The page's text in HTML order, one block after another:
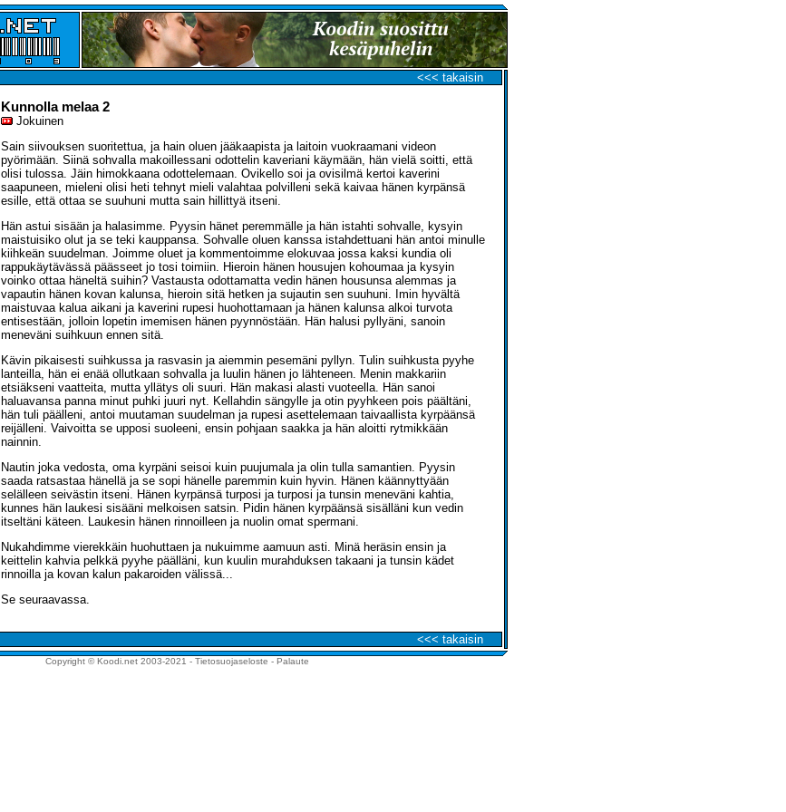
<<< takaisin
Kunnolla melaa 2
Jokuinen
Sain siivouksen suoritettua, ja hain oluen jääkaapista ja laitoin vuokraamani videon
pyörimään. Siinä sohvalla makoillessani odottelin kaveriani käymään, hän vielä soitti, että
olisi tulossa. Jäin himokkaana odottelemaan. Ovikello soi ja ovisilmä kertoi kaverini
saapuneen, mieleni olisi heti tehnyt mieli valahtaa polvilleni sekä kaivaa hänen kyrpänsä
esille, että ottaa se suuhuni mutta sain hillittyä itseni.
Hän astui sisään ja halasimme. Pyysin hänet peremmälle ja hän istahti sohvalle, kysyin
maistuisiko olut ja se teki kauppansa. Sohvalle oluen kanssa istahdettuani hän antoi minulle
kiihkeän suudelman. Joimme oluet ja kommentoimme elokuvaa jossa kaksi kundia oli
rappukäytävässä päässeet jo tosi toimiin. Hieroin hänen housujen kohoumaa ja kysyin
voinko ottaa häneltä suihin? Vastausta odottamatta vedin hänen housunsa alemmas ja
vapautin hänen kovan kalunsa, hieroin sitä hetken ja sujautin sen suuhuni. Imin hyvältä
maistuvaa kalua aikani ja kaverini rupesi huohottamaan ja hänen kalunsa alkoi turvota
entisestään, jolloin lopetin imemisen hänen pyynnöstään. Hän halusi pyllyäni, sanoin
meneväni suihkuun ennen sitä.
Kävin pikaisesti suihkussa ja rasvasin ja aiemmin pesemäni pyllyn. Tulin suihkusta pyyhe
lanteilla, hän ei enää ollutkaan sohvalla ja luulin hänen jo lähteneen. Menin makkariin
etsiäkseni vaatteita, mutta yllätys oli suuri. Hän makasi alasti vuoteella. Hän sanoi
haluavansa panna minut puhki juuri nyt. Kellahdin sängylle ja otin pyyhkeen pois päältäni,
hän tuli päälleni, antoi muutaman suudelman ja rupesi asettelemaan taivaallista kyrpäänsä
reijälleni. Vaivoitta se upposi suoleeni, ensin pohjaan saakka ja hän aloitti rytmikkään
nainnin.
Nautin joka vedosta, oma kyrpäni seisoi kuin puujumala ja olin tulla samantien. Pyysin
saada ratsastaa hänellä ja se sopi hänelle paremmin kuin hyvin. Hänen käännyttyään
selälleen seivästin itseni. Hänen kyrpänsä turposi ja turposi ja tunsin meneväni kahtia,
kunnes hän laukesi sisääni melkoisen satsin. Pidin hänen kyrpäänsä sisälläni kun vedin
itseltäni käteen. Laukesin hänen rinnoilleen ja nuolin omat spermani.
Nukahdimme vierekkäin huohuttaen ja nukuimme aamuun asti. Minä heräsin ensin ja
keittelin kahvia pelkkä pyyhe päälläni, kun kuulin murahduksen takaani ja tunsin kädet
rinnoilla ja kovan kalun pakaroiden välissä...
Se seuraavassa.
<<< takaisin
Copyright © Koodi.net 2003-2021 - Tietosuojaseloste - Palaute